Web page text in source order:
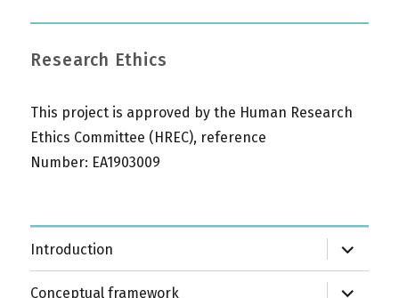
Research Ethics
This project is approved by the Human Research
Ethics Committee (HREC), reference
Number: EA1903009
Introduction
expand
child
menu
Conceptual framework
expand